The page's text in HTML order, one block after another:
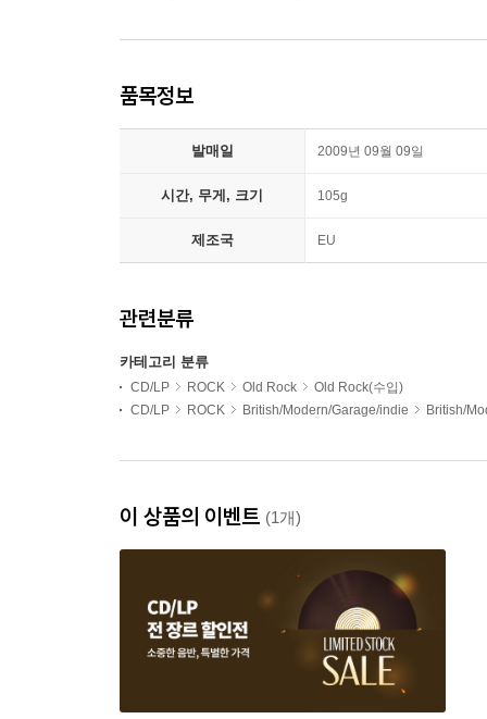
품목정보
발매일 2009년 09월 09일
시간, 무게, 크기 105g
제조국 EU
관련분류
카테고리 분류
CD/LP ROCK Old Rock
Old Rock(수입)
CD/LP
ROCK British/Modern/Garage/indie British/
이 상품의 이벤트 (1개)